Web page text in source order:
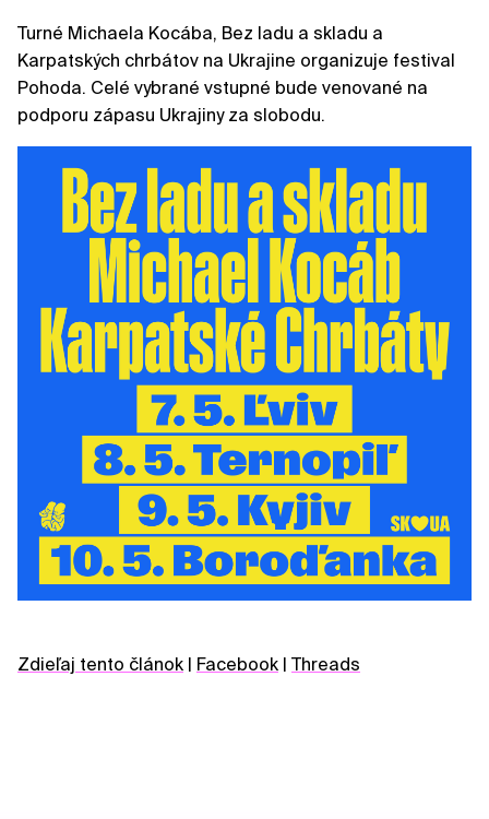
Turné Michaela Kocába, Bez ladu a skladu a
Karpatských chrbátov na Ukrajine organizuje festival
Pohoda. Celé vybrané vstupné bude venované na
podporu zápasu Ukrajiny za slobodu.
Zdieľaj tento článok | Facebook | Threads